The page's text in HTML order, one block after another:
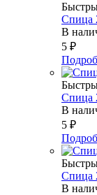
Спица
В
5 ₽
Спица
В
5 ₽
Спица
В